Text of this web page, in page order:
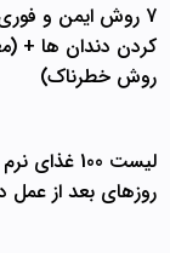
7 روش ایمن و
روش خطرناک)
لیست 100
روزهای بعد از عمل